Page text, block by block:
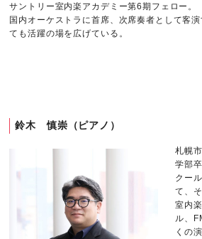
サントリー室内楽アカデミー第6期フェロー。
国内オーケストラに首席、次席奏者として客
ても活躍の場を広げている。
鈴木 慎崇（ピアノ）
札幌
学部
クー
て、
室内
ル、
くの